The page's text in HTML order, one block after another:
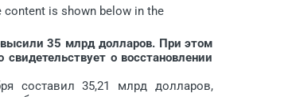
content is shown below in the
35 млрд долларов. При этом
о восстановлении
составил 35,21 млрд долларов,